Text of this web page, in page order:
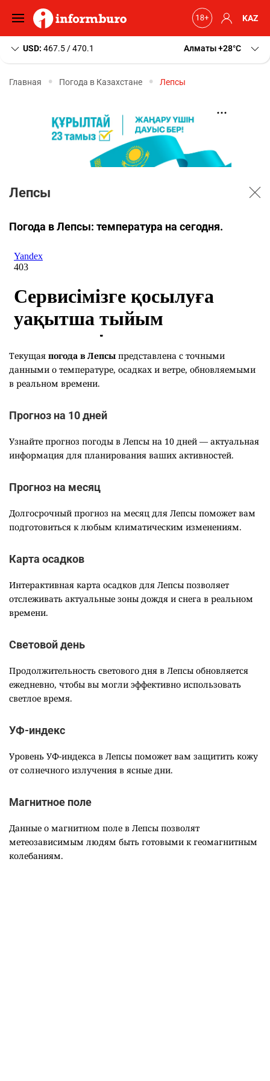
KAZ
USD: 467.5 / 470.1 Алматы+28 C
Главная Погода в Казахстане Лепсы
Лепсы
Погода в Лепсы: температура на сегодня.
Текущая погода в Лепсы представлена с точными
данными о температуре, осадках и ветре, обновляемыми
в реальном времени.
Прогноз на 10 дней
Узнайте прогноз погоды в Лепсы на 10 дней — актуальная
информация для планирования ваших активностей.
Прогноз на месяц
Долгосрочный прогноз на месяц для Лепсы поможет вам
подготовиться к любым климатическим изменениям.
Карта осадков
Интерактивная карта осадков для Лепсы позволяет
отслеживать актуальные зоны дождя и снега в реальном
времени.
Световой день
Продолжительность светового дня в Лепсы обновляется
ежедневно, чтобы вы могли эффективно использовать
светлое время.
УФ-индекс
Уровень УФ-индекса в Лепсы поможет вам защитить кожу
от солнечного излучения в ясные дни.
Магнитное поле
Данные о магнитном поле в Лепсы позволят
метеозависимым людям быть готовыми к геомагнитным
колебаниям.